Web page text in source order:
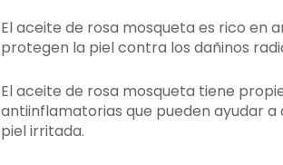
El aceite de rosa mosqueta es rico en
protegen la piel contra los dañinos
El aceite de rosa mosqueta tiene
antiinflamatorias que pueden ayudar a
piel irritada.